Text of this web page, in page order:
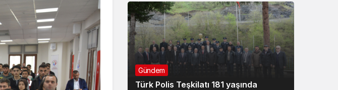
Gündem
Türk Polis Teşkilatı 181 yaşında